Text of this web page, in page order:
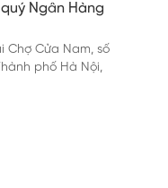
Ngân Hàng
Chợ Cửa Nam, số
phố Hà Nội,